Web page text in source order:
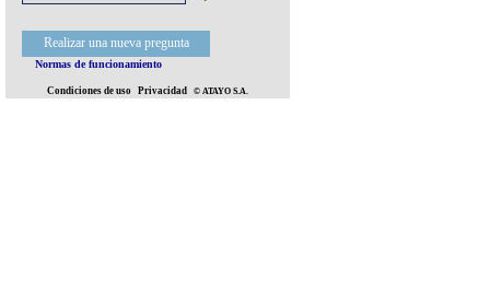
Realizar una nueva pregunta
Normas de funcionamiento
Condiciones de uso Privacidad © ATAYO S.A.